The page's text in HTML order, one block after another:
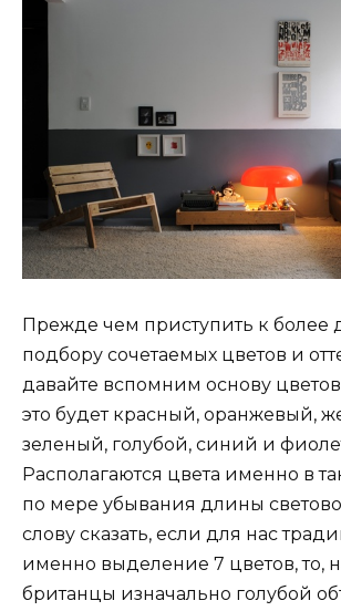
Прежде чем приступить к более
подбору сочетаемых цветов и
давайте вспомним основу
это будет красный, оранжевый,
зеленый, голубой, синий и
Располагаются цвета именно в
по мере убывания длины
слову сказать, если для нас
именно выделение 7 цветов, то,
британцы изначально голубой